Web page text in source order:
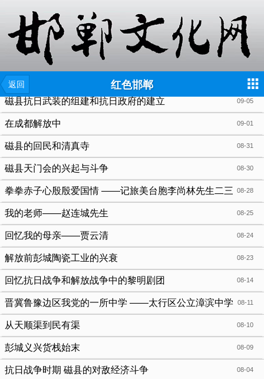
返回 红色邯郸
09-05
磁县抗日武装的组建和抗日政府的建立
09-01
在成都解放中
08-31
磁县的回民和清真寺
08-30
磁县天门会的兴起与斗争
08-28
拳拳赤子心殷殷爱国情 ——记旅美台胞李尚林先生二三
事 08-25
我的老师——赵连城先生
08-24
回忆我的母亲——贾云清
08-23
解放前彭城陶瓷工业的兴衰
08-14
回忆抗日战争和解放战争中的黎明剧团
08-11
晋冀鲁豫边区我党的一所中学 ——太行区公立漳滨中学
08-10
从天顺渠到民有渠
08-09
彭城义兴货栈始末
08-04
抗日战争时期 磁县的对敌经济斗争